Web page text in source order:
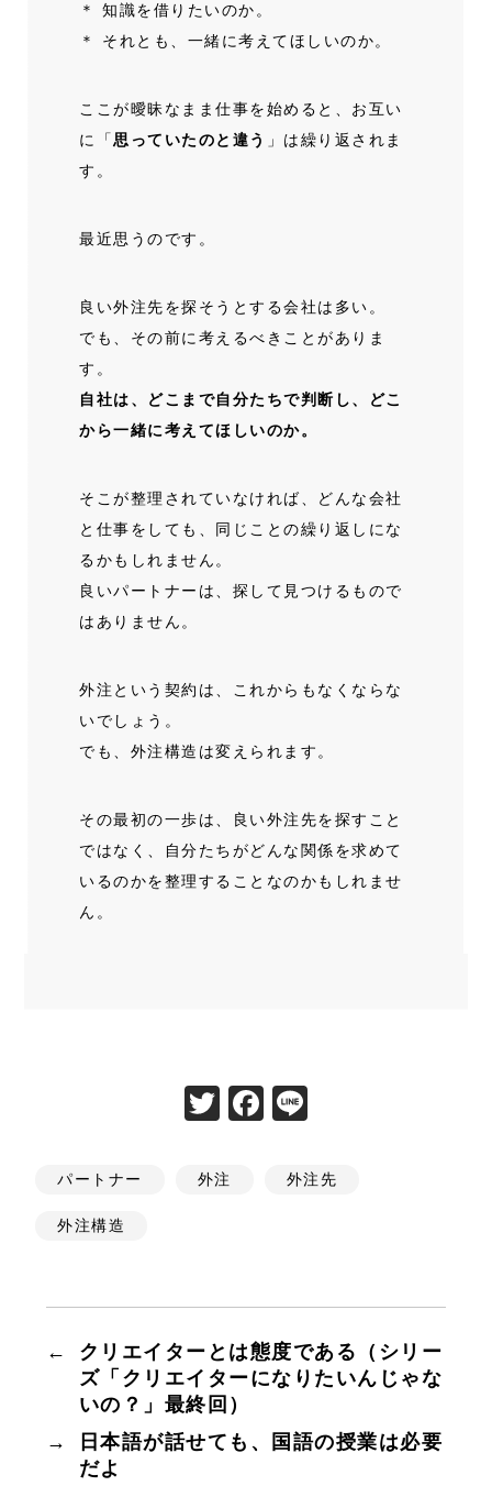
＊ 知識を借りたいのか。
＊ それとも、一緒に考えてほしいのか。
ここが曖昧なまま仕事を始めると、お互い
に「思っていたのと違う
」は繰り返されま
す。
最近思うのです。
良い外注先を探そうとする会社は多い。
でも、その前に考えるべきことがありま
す。
自社は、どこまで自分たちで判断し、どこ
から一緒に考えてほしいのか。
そこが整理されていなければ、どんな会社
と仕事をしても、同じことの繰り返しにな
るかもしれません。
良いパートナーは、探して見つけるもので
はありません。
外注という契約は、これからもなくならな
いでしょう。
でも、外注構造は変えられます。
その最初の一歩は、良い外注先を探すこと
ではなく、自分たちがどんな関係を求めて
いるのかを整理することなのかもしれませ
ん。
T
itt
F
c
o
k
e
パートナー 外注 外注先
外注構造
←
クリエイターとは態度である（シリー
ズ「クリエイターになりたいんじゃな
いの？」最終回）
→
日本語が話せても、国語の授業は必要
だよ